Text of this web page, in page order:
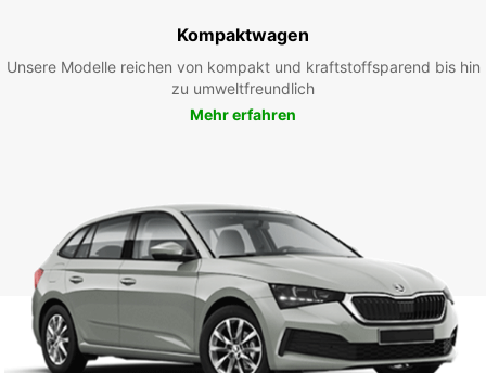
Kompaktwagen
Unsere Modelle reichen von kompakt und kraftstoffsparend bis hin
zu umweltfreundlich
Mehr erfahren